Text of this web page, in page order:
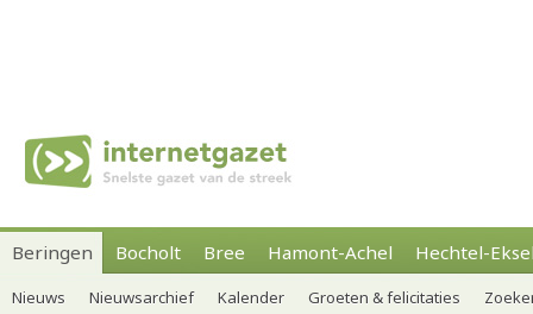
Beringen Bocholt Bree Hamont-Achel Hechtel-
Nieuws Nieuwsarchief Kalender Groeten & felicitaties